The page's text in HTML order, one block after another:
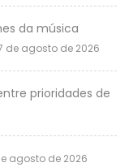
da música
de agosto de 2026
prioridades de
agosto de 2026